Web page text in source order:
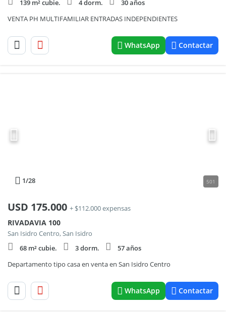
139 m² cubie.
4 dorm.
30 años
VENTA PH MULTIFAMILIAR ENTRADAS INDEPENDIENTES
WhatsApp Contactar
1/28 501
USD 175.000 + $112.000 expensas
RIVADAVIA 100
San Isidro Centro, San Isidro
68 m² cubie.
3 dorm.
57 años
Departamento tipo casa en venta en San Isidro Centro
WhatsApp Contactar